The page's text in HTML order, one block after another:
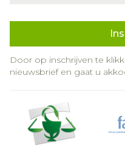
Door op inschrijven te
nieuwsbrief en gaat u